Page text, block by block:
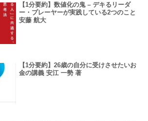
【1分要約】数値化の鬼 – デキるリーダ
ー・プレーヤーが実践している2つのこと
安藤 航大
【1分要約】26歳の自分に受けさせたいお
金の講義 安江 一勢 著